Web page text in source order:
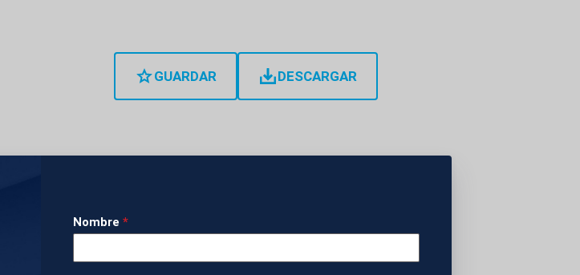
GUARDAR DESCARGAR
Nombre *
el sur de España haciendo uso de helicópteros.
900 kilos de droga hasta las provincias de
en naves y fincas. En la operación,